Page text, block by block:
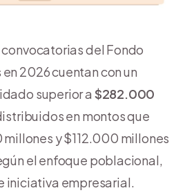
convocatorias del Fondo
2026 cuentan con un
superior a $282.000
en montos que
y $112.000 millones
el enfoque poblacional,
iniciativa empresarial.